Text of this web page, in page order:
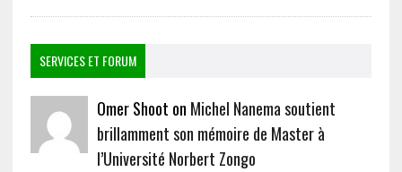
SERVICES ET FORUM
Omer Shoot on Michel Nanema soutient
brillamment son mémoire de Master à
l’Université Norbert Zongo